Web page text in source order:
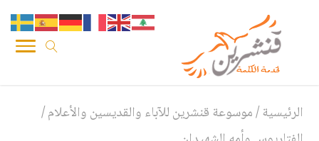
الرئيسية/موسوعة قنشرين للآباء والقديسين والأعلام/